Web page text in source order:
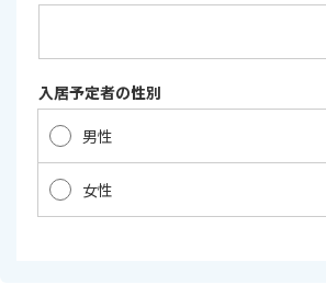
入居予定者の性別
男性
女性